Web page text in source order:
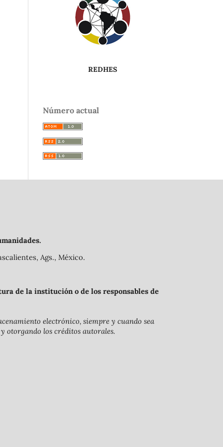
REDHES
Número actual
Ags., México.
de la institución o de los responsables de
electrónico, siempre y cuando sea
otorgando los créditos autorales.